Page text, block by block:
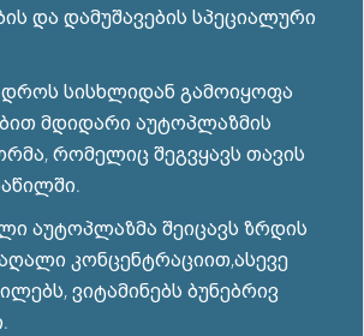
და დამუშავების სპეციალური
სისხლიდან გამოიყოფა
მდიდარი აუტოპლაზმის
რომელიც შეგვყავს თავის
აუტოპლაზმა შეიცავს ზრდის
კონცენტრაციით,ასევე
ვიტამინებს ბუნებრივ